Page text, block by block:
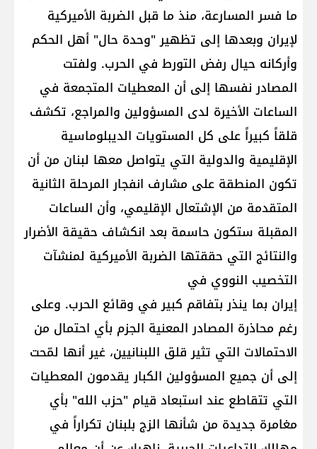
ما فسر المسارعة، منذ ما قبل الضربة الأميركية
لإيران وبعدها إلى تظهير "وحدة حال" أهل الحكم
وأركانه حيال رفض التورط في الحرب. ولفتت
المصادر نفسها إلى أن المعطيات المتجمعة في
الساعات الأخيرة لدى المسؤولين والمراجع، تكشف
قلقاً كبيراً على كل المستويات الديبلوماسية
الإقليمية والدولية التي يتواصل معها لبنان من أن
تكون المنطقة على مشارف انفجار المرحلة الثانية
المتقدمة من الإشتعال الإقليمي، وأن الساعات
المقبلة ستكون حاسمة بعد انكشاف حقيقة الأضرار
والنتائج التي حققتها الضربة الأميركية لمنشآت
التخصيب النووي في
إيران بما ينذر بتفاقم كبير في وقائع الحرب. وعلى
رغم محاذرة المصادر المعنية الجزم بأي احتمال من
الاحتمالات التي تثير قلق اللبنانيين، غير أنها لمّحت
إلى أن جميع المسؤولين الكبار يقدمون المعطيات
التي تتقاطع عند استبعاد قيام "حزب الله" بأي
مغامرة جديدة من شأنها الزج بلبنان تكراراً في